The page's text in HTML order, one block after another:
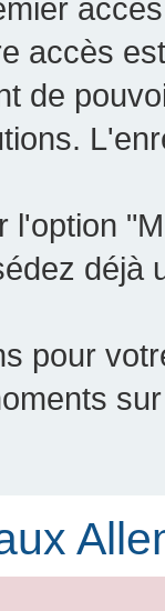
accès
de
l'option
déjà
pour